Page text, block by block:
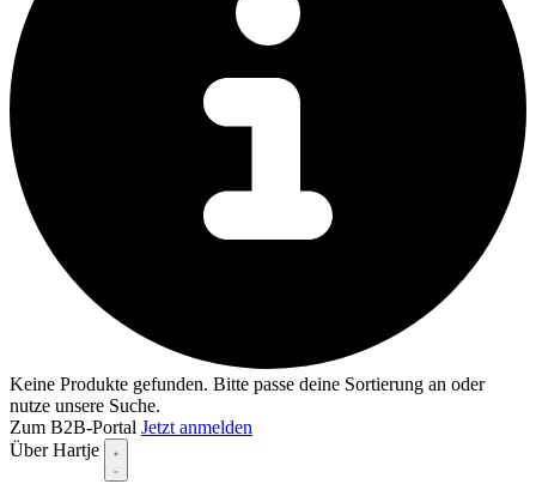
Keine Produkte gefunden. Bitte passe deine Sortierung an oder
nutze unsere Suche.
Zum B2B-Portal Jetzt anmelden
Über Hartje